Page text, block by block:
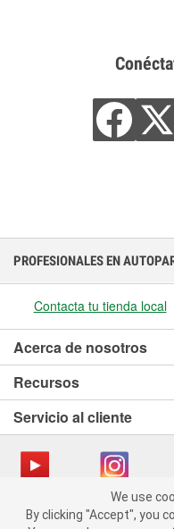
We use cookies on our
to the
PROFESIONALES EN
Contacta tu tienda local
Acerca de nosotros
Recursos
Servicio al cliente
Copyright © 2008-2026
We use
By clicking "Accept", you